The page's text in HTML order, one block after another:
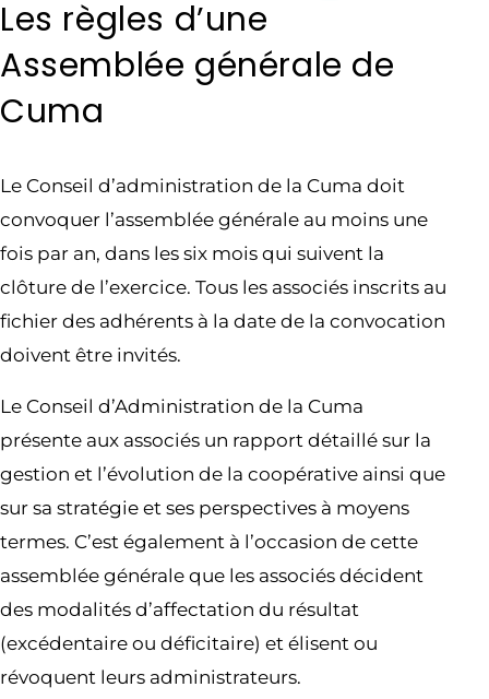
Les règles d’une
Assemblée générale de
Cuma
Le Conseil d’administration de la Cuma doit
convoquer l’assemblée générale au moins une
fois par an, dans les six mois qui suivent la
clôture de l’exercice. Tous les associés inscrits au
fichier des adhérents à la date de la convocation
doivent être invités.
Le Conseil d’Administration de la Cuma
présente aux associés un rapport détaillé sur la
gestion et l’évolution de la coopérative ainsi que
sur sa stratégie et ses perspectives à moyens
termes. C’est également à l’occasion de cette
assemblée générale que les associés décident
des modalités d’affectation du résultat
(excédentaire ou déficitaire) et élisent ou
révoquent leurs administrateurs.